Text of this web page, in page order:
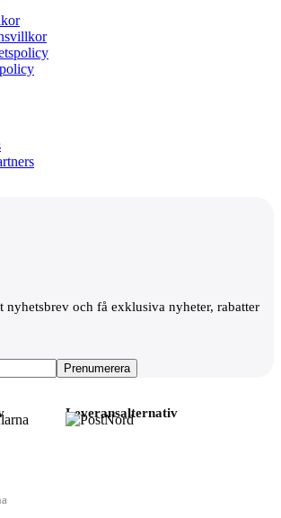
nyhetsbrev och få exklusiva nyheter, rabatter
Leveransalternativ